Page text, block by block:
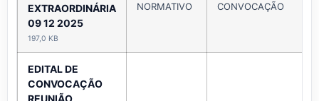
EXTRAORDINÁRIA
09 12 2025
197,0 KB
NORMATIVO
CONVOCAÇÃO
EDITAL DE
CONVOCAÇÃO
REUNIÃO